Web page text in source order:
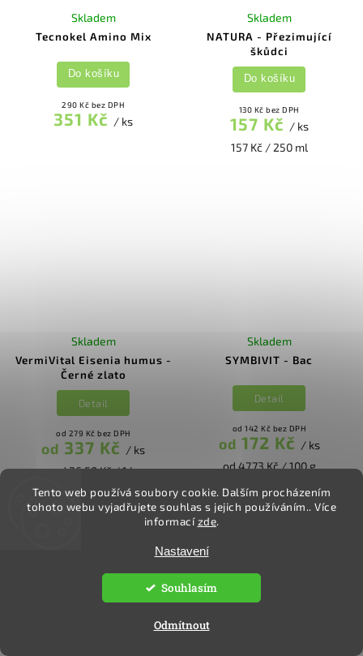
Tento web používá soubory cookie. Dalším procházením
tohoto webu vyjadřujete souhlas s jejich používáním.. Více
informacízde.
Nastavení
Odmítnout
Souhlasím
Tecnokel Amino Mix
Skladem
290 Kč bez DPH
351 Kč / ks
Do košíku
NATURA - Přezimující
škůdci
Skladem
130 Kč bez DPH
157 Kč / ks
157 Kč / 250 ml
Do košíku
VermiVital Eisenia humus -
Černé zlato
Skladem
od 279 Kč bez DPH
od 337 Kč / ks
od 26,50 Kč / 1 l
Detail
SYMBIVIT - Bac
Skladem
od 142 Kč bez DPH
od 172 Kč / ks
od 47,73 Kč / 100 g
Detail
NOVINKA